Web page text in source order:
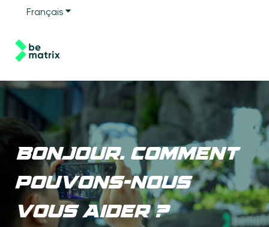
Français Afficher le sous-menu pour les traductions
Bonjour. Comment
pouvons-nous
vous aider ?